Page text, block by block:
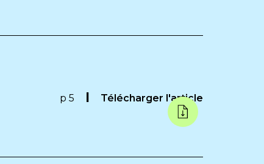
p 5 Télécharger l'article